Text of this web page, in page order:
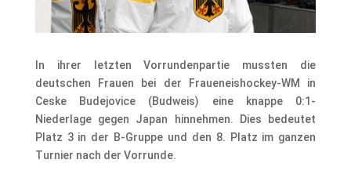
In ihrer letzten Vorrundenpartie mussten die
deutschen Frauen bei der Fraueneishockey-WM in
Ceske Budejovice (Budweis) eine knappe 0:1-
Niederlage gegen Japan hinnehmen. Dies bedeutet
Platz 3 in der B-Gruppe und den 8. Platz im ganzen
Turnier nach der Vorrunde.